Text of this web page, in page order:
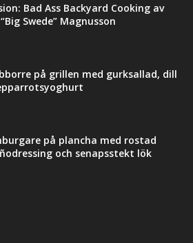
Bad Ass Backyard Cooking av
Swede” Magnusson
på grillen med gurksallad, dill
på plancha med rostad
och senapsstekt lök